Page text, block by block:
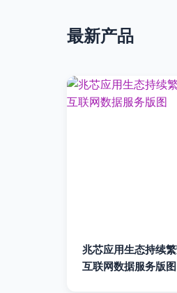
最新产品
兆芯应用生态持续
互联网数据服务版图